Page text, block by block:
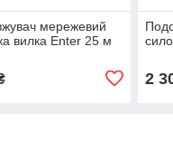
мережевий
вилка Enter 25 м
2